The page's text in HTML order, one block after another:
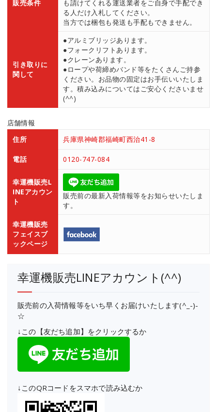
販売条件
も請けてくれる運送業者をご自身で手配でき
る人だけ入札してください。
当方では梱包も発送も手配もできません。
引き取りに
関して
●アルミブリッジあります。
●フォークリフトあります。
●クレーンあります。
●ロープや荷締めバンド等をたくさんご持参
ください。お品物の固定はお手伝いいたしま
す。積み込みについてはご安心くださいませ
(^^)
店舗情報
住所
兵庫県神崎郡福崎町西治41-8
電話 0120-747-084
幸運機販売L
INEアカウン
ト
販売前の最新入荷情報等をお知らせいたしま
す。
幸運機販売
フェイスブ
ックページ
幸運機販売LINEアカウント(^^)
販売前の入荷情報等をいち早くお届けいたします(^_-)-
☆
↓この【友だち追加】をクリックするか
↓このQRコードをスマホで読み込むか